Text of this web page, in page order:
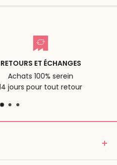
ET ÉCHANGES
100% serein
tout retour